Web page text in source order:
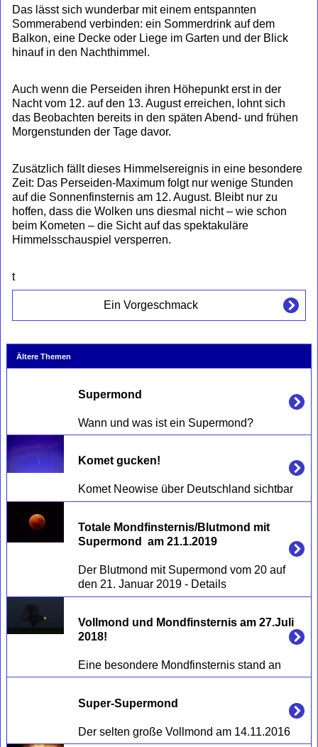
Das lässt sich wunderbar mit einem entspannten
Sommerabend verbinden: ein Sommerdrink auf dem
Balkon, eine Decke oder Liege im Garten und der Blick
hinauf in den Nachthimmel.
Auch wenn die Perseiden ihren Höhepunkt erst in der
Nacht vom 12. auf den 13. August erreichen, lohnt sich
das Beobachten bereits in den späten Abend- und frühen
Morgenstunden der Tage davor.
Zusätzlich fällt dieses Himmelsereignis in eine besondere
Zeit: Das Perseiden-Maximum folgt nur wenige Stunden
auf die Sonnenfinsternis am 12. August. Bleibt nur zu
hoffen, dass die Wolken uns diesmal nicht – wie schon
beim Kometen – die Sicht auf das spektakuläre
Himmelsschauspiel versperren.
t
Ein Vorgeschmack
Ältere Themen
Supermond
Komet gucken!
Totale Mondfinsternis/Blutmond mit
Supermond  am 21.1.2019
Der Blutmond mit Supermond vom 20 auf
Vollmond und Mondfinsternis am 27.Juli
2018!
Super-Supermond